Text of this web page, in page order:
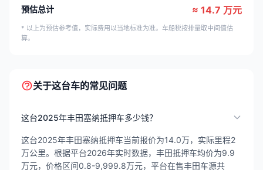
预估总计 ≈ 14.7 万元
* 以上为预估参考值，实际费用以当地标准为准。车船税按排量取中间值估
算。
关于这台车的常见问题
这台2025年丰田塞纳抵押车多少钱？
这台2025年丰田塞纳抵押车当前报价为14.0万，实际里程2
万公里。根据平台2026年实时数据，丰田抵押车均价为9.9
万元，价格区间0.8-9,999.8万元，平台在售丰田车源共